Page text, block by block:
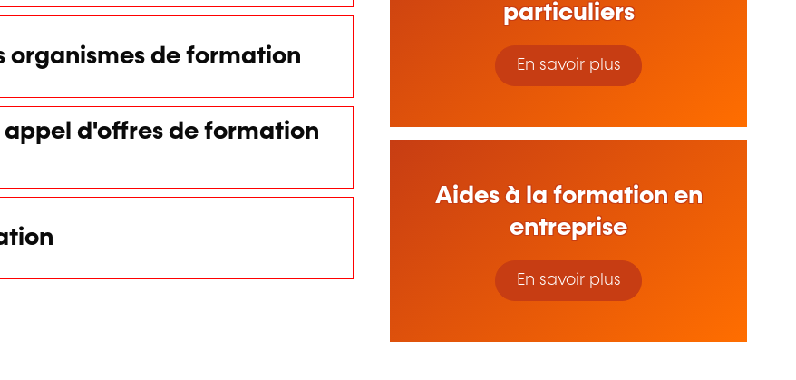
organismes de formation
d'offres de formation
particuliers
En savoir plus
Aides à la formation en
entreprise
En savoir plus